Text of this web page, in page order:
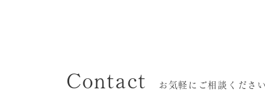
Contact お気軽にご相談くださ